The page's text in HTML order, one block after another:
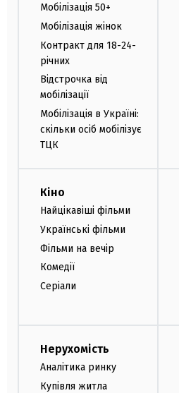
Мобілізація 50+
Мобілізація жінок
Контракт для 18-24-
річних
Відстрочка від
мобілізації
Мобілізація в Україні:
скільки осіб мобілізує
ТЦК
Кіно
Найцікавіші фільми
Українські фільми
Фільми на вечір
Комедії
Серіали
Нерухомість
Аналітика ринку
Купівля житла